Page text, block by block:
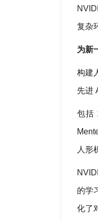
复杂
为新
构建
先进
包括
人形
的学
化了